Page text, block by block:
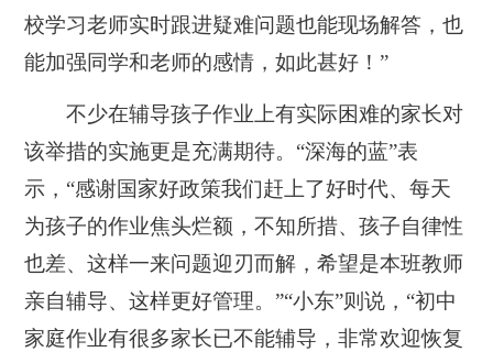
校学习老师实时跟进疑难问题也能现场解答，也
能加强同学和老师的感情，如此甚好！”
不少在辅导孩子作业上有实际困难的家长对
该举措的实施更是充满期待。“深海的蓝”表
示，“感谢国家好政策我们赶上了好时代、每天
为孩子的作业焦头烂额，不知所措、孩子自律性
也差、这样一来问题迎刃而解，希望是本班教师
亲自辅导、这样更好管理。”“小东”则说，“初中
家庭作业有很多家长已不能辅导，非常欢迎恢复